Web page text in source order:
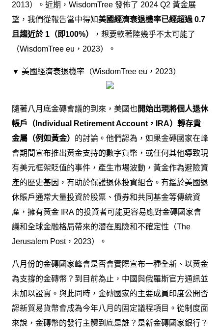
2013）。近期，WisdomTree 發佈了 2024 Q2 黃金展
望，我們從報告當中得知美國經濟衰退機率已經超過 0.7
且趨近於 1（即100%）
，想要軟著陸幾乎不太可能了
（WisdomTree eu，2023）。
▼ 美國經濟衰退機率（WisdomTree eu，2023）
隨著八月底金磚會議的到來，美國也開始出現將個人退休
帳戶（Individual Retirement Account，IRA）轉存貴
金屬（例如黃金） 的討論。他們認為，如果金磚國家在峰
會期間宣布推出黃金支持的數字貨幣，或任何其他導致現
有美元框架貶值的事件，產生市場波動，黃金作為避險資
產的歷史基因，有助於保護退休投資組合。有鑑於美國退
休賬戶通常大量投資於股票、債券和共同基金等傳統資
產，擁有黃金 IRA 的投資者可能更容易應對金磚國家會
議和全球金融格局帶來的潛在風險和不確定性（The
Jerusalem Post，2023）。
八月份的金磚國家峰會是否會實際宣布一種全新、以黃金
為支撐的金磚幣？到目前為止，中國與俄羅斯官方通訊並
未加以證實。與此同時，金磚國家的主要成員印度公開否
認新貿易貨幣會成為今年八月的固定議程項目。從制度面
來說，金磚幣的發行主體到底是誰？是新金磚國家銀行？